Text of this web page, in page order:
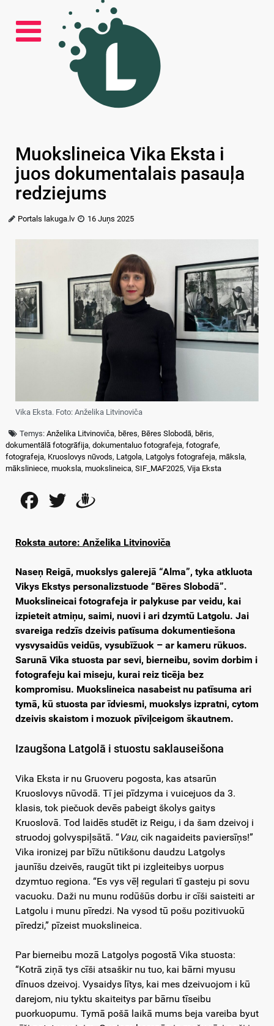
Muokslineica Vika Eksta i
juos dokumentalais pasauļa
redziejums
Portals lakuga.lv 16 Juņs 2025
Vika Eksta. Foto: Anželika Litvinoviča
Temys:Anželika Litvinoviča, bēres, Bēres Slobodā, bēris,
dokumentālā fotogrāfija, dokumentaluo fotografeja, fotografe,
fotografeja, Kruoslovys nūvods, Latgola, Latgolys fotografeja, māksla,
māksliniece, muoksla, muokslineica, SIF_MAF2025, Vija Eksta
FacebookTwitter
Roksta autore: Anželika Litvinoviča
Naseņ Reigā, muokslys galerejā “Alma”, tyka atkluota
Vikys Ekstys personalizstuode “Bēres Slobodā”.
Muokslineicai fotografeja ir palykuse par veidu, kai
izpieteit atmiņu, saimi, nuovi i ari dzymtū Latgolu. Jai
svareiga redzīs dzeivis patīsuma dokumentiešona
vysvysaidūs veidūs, vysubīžuok – ar kameru rūkuos.
Sarunā Vika stuosta par sevi, bierneibu, sovim dorbim i
fotografeju kai miseju, kurai reiz ticēja bez
kompromisu. Muokslineica nasabeist nu patīsuma ari
tymā, kū stuosta par īdviesmi, muokslys izpratni, cytom
dzeivis skaistom i mozuok pīviļceigom škautnem.
Izaugšona Latgolā i stuostu saklauseišona
Vika Eksta ir nu Gruoveru pogosta, kas atsarūn
Kruoslovys nūvodā. Tī jei pīdzyma i vuicejuos da 3.
klasis, tok piečuok devēs pabeigt školys gaitys
Kruoslovā. Tod laidēs studēt iz Reigu, i da šam dzeivoj i
struodoj golvyspiļsātā. “Vau, cik nagaideits paviersīņs!”
Vika ironizej par bīžu nūtikšonu daudzu Latgolys
jaunīšu dzeivēs, raugūt tikt pi izgleiteibys uorpus
dzymtuo regiona. “Es vys vēļ regulari tī gasteju pi sovu
vacuoku. Daži nu munu rodūšūs dorbu ir cīši saisteiti ar
Latgolu i munu pīredzi. Na vysod tū pošu pozitivuokū
pīredzi,” pīzeist muokslineica.
Par bierneibu mozā Latgolys pogostā Vika stuosta:
“Kotrā ziņā tys cīši atsaškir nu tuo, kai bārni myusu
dīnuos dzeivoj. Vysaidys lītys, kai mes dzeivuojom i kū
darejom, niu tyktu skaiteitys par bārnu tīseibu
puorkuopumu. Tymā pošā laikā mums beja vareiba byut